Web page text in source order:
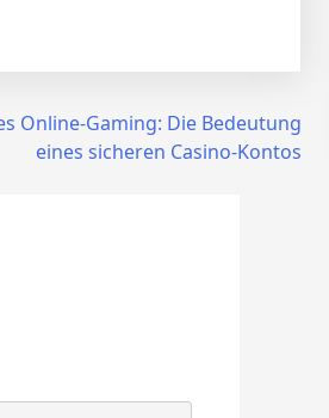
Online-Gaming: Die Bedeutung
eines sicheren Casino-Kontos